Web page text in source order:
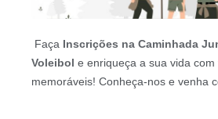
Faça Inscrições na Caminhada
Voleibol e enriqueça a sua vida com
memoráveis! Conheça-nos e venha